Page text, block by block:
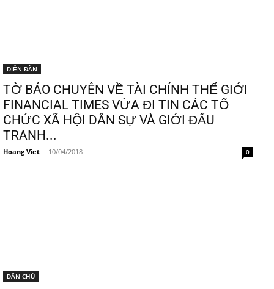
DIỄN ĐÀN
TỜ BÁO CHUYÊN VỀ TÀI CHÍNH THẾ GIỚI
FINANCIAL TIMES VỪA ĐI TIN CÁC TỔ
CHỨC XÃ HỘI DÂN SỰ VÀ GIỚI ĐẤU
TRANH...
Hoang Viet - 10/04/2018 0
DÂN CHỦ